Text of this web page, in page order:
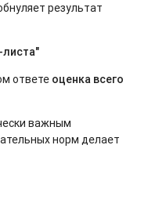
результат
ответе оценка всего
важным
норм делает